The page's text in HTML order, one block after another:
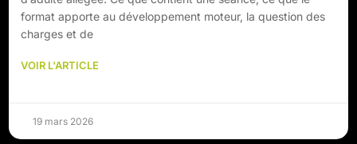
format apporte au développement moteur, la question des
charges et de
VOIR L'ARTICLE
19 mars 2026